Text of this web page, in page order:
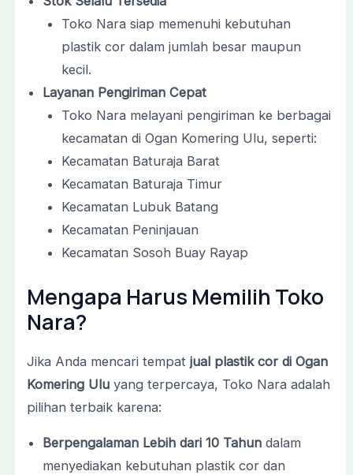
Toko Nara siap memenuhi kebutuhan
plastik cor dalam jumlah besar maupun
kecil.
Layanan Pengiriman Cepat
Toko Nara melayani pengiriman ke berbagai
kecamatan di Ogan Komering Ulu, seperti:
Kecamatan Baturaja Barat
Kecamatan Baturaja Timur
Kecamatan Lubuk Batang
Kecamatan Peninjauan
Kecamatan Sosoh Buay Rayap
Mengapa Harus Memilih Toko
Nara?
Jika Anda mencari tempat jual plastik cor di Ogan
Komering Uluyang terpercaya, Toko Nara adalah
pilihan terbaik karena:
Berpengalaman Lebih dari 10 Tahundalam
menyediakan kebutuhan plastik cor dan